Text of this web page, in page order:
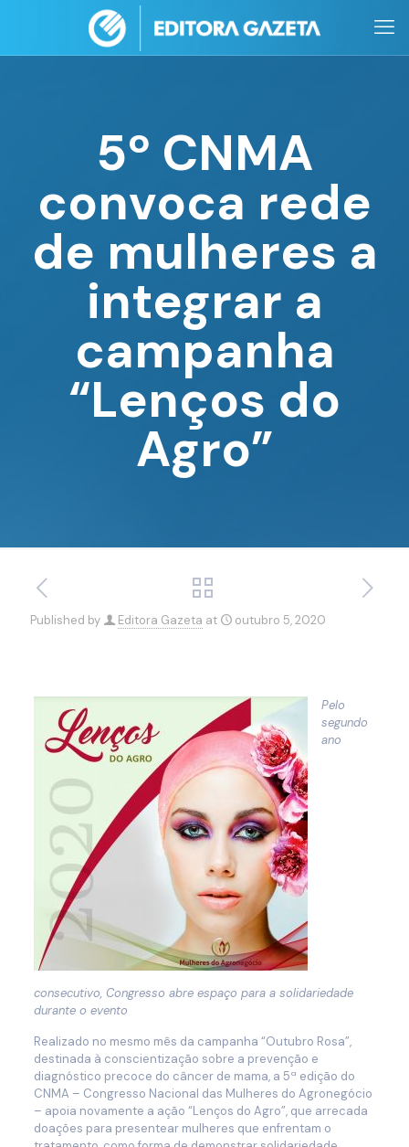
5º CNMA
convoca rede
de mulheres a
integrar a
campanha
“Lenços do
Agro”
Published by Editora Gazeta at outubro 5, 2020
Pelo
segundo
ano
consecutivo, Congresso abre espaço para a solidariedade
durante o evento
Realizado no mesmo mês da campanha “Outubro Rosa”,
destinada à conscientização sobre a prevenção e
diagnóstico precoce do câncer de mama, a 5ª edição do
CNMA – Congresso Nacional das Mulheres do Agronegócio
– apoia novamente a ação “Lenços do Agro”, que arrecada
doações para presentear mulheres que enfrentam o